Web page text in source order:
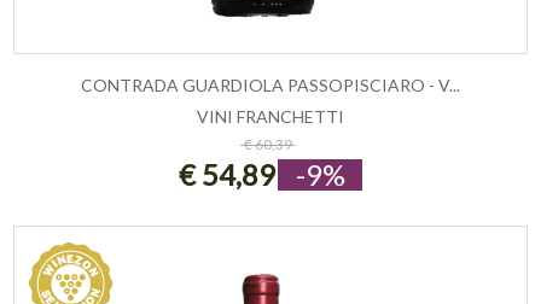
ESAURITO
CONTRADA GUARDIOLA PASSOPISCIARO - V...
VINI FRANCHETTI
€ 60,39
€ 54,89 -9%